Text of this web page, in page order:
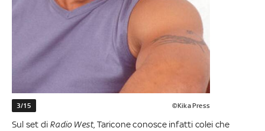
3/15 ©Kika Press
Sul set di Radio West, Taricone conosce infatti colei che